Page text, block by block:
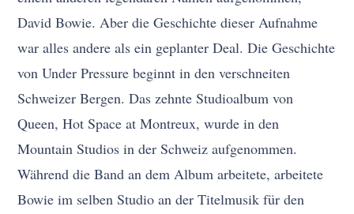
David Bowie. Aber die Geschichte dieser Aufnahme
war alles andere als ein geplanter Deal. Die Geschichte
von Under Pressure beginnt in den verschneiten
Schweizer Bergen. Das zehnte Studioalbum von
Queen, Hot Space at Montreux, wurde in den
Mountain Studios in der Schweiz aufgenommen.
Während die Band an dem Album arbeitete, arbeitete
Bowie im selben Studio an der Titelmusik für den